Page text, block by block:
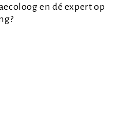
en dé expert op